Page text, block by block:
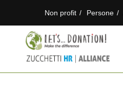
Non profit Persone